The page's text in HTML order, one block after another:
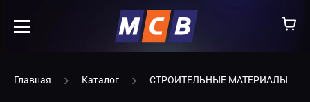
Главная Каталог СТРОИТЕЛЬНЫЕ МАТЕРИАЛЫ